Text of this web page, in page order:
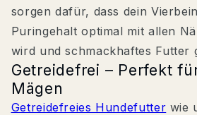
sorgen dafür, dass dein
Puringehalt optimal mit allen
wird und schmackhaftes Futter
Getreidefrei – Perfekt
Mägen
Getreidefreies Hundefutter wie